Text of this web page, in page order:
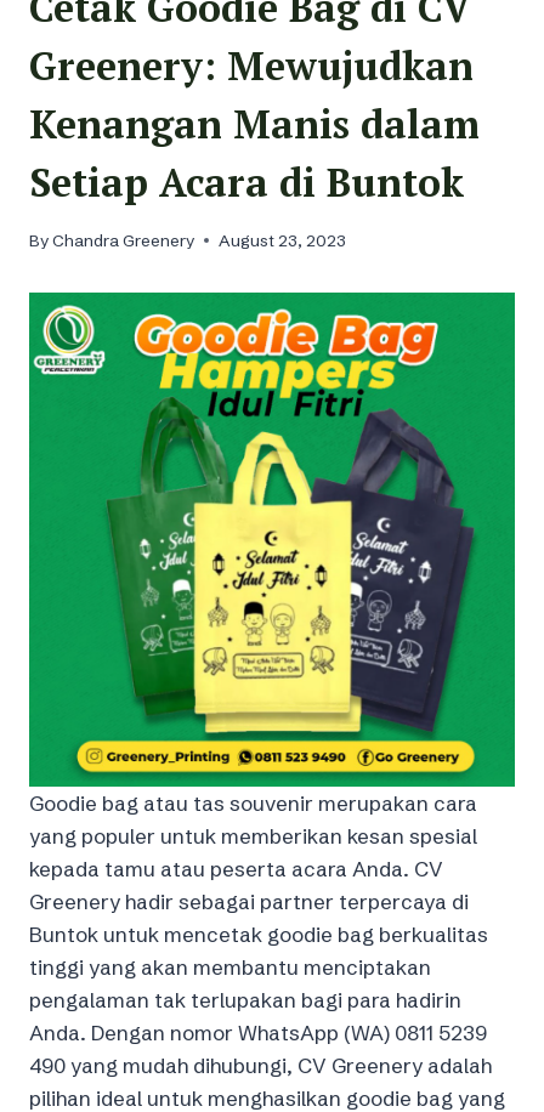
Greenery: Mewujudkan
Kenangan Manis dalam
Setiap Acara di Buntok
ByChandra Greenery August 23, 2023
Goodie bag atau tas souvenir merupakan cara
yang populer untuk memberikan kesan spesial
kepada tamu atau peserta acara Anda. CV
Greenery hadir sebagai partner terpercaya di
Buntok untuk mencetak goodie bag berkualitas
tinggi yang akan membantu menciptakan
pengalaman tak terlupakan bagi para hadirin
Anda. Dengan nomor WhatsApp (WA) 0811 5239
490 yang mudah dihubungi, CV Greenery adalah
pilihan ideal untuk menghasilkan goodie bag yang